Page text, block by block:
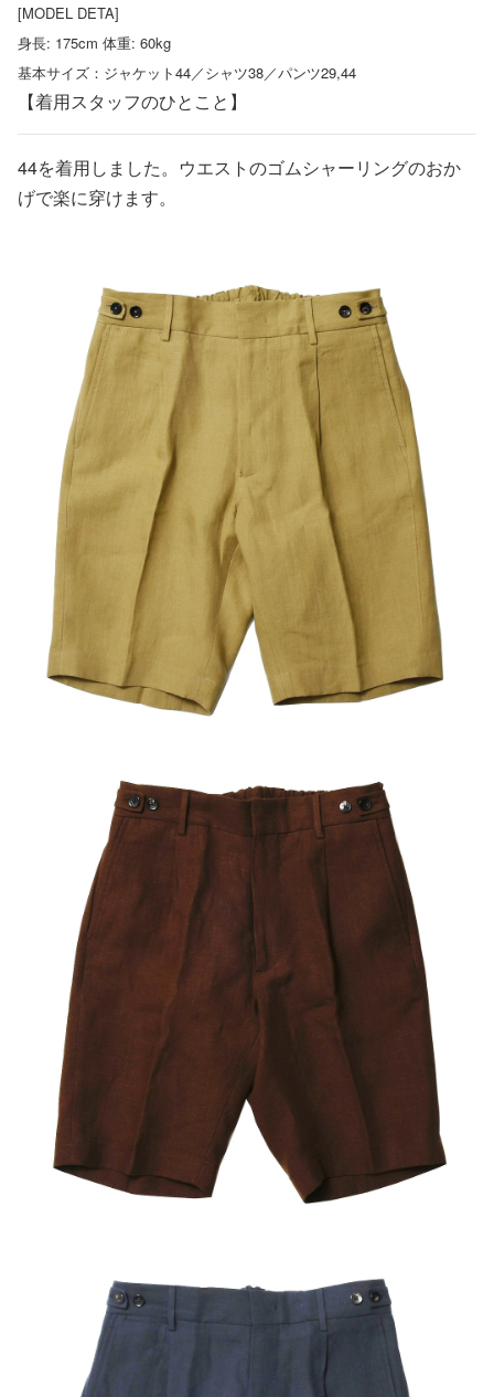
[MODEL DETA]
身長: 175cm 体重: 60kg
基本サイズ：ジャケット44／シャツ38／パンツ29,44
【着用スタッフのひとこと】
44を着用しました。ウエストのゴムシャーリングのおか
げで楽に穿けます。